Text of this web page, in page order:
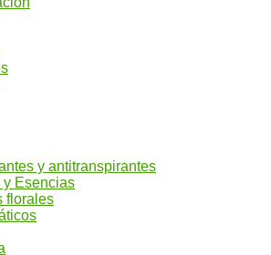
y antitranspirantes
y Esencias
florales